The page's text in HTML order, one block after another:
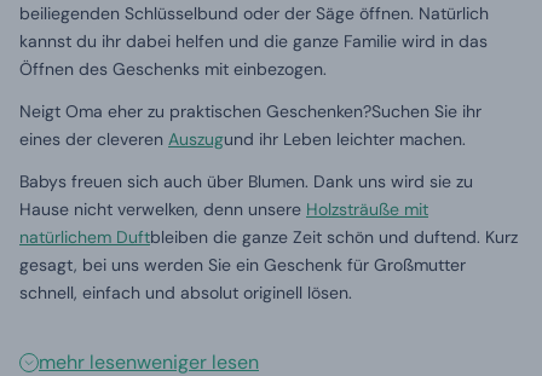
beiliegenden Schlüsselbund oder der Säge öffnen. Natürlich
kannst du ihr dabei helfen und die ganze Familie wird in das
Öffnen des Geschenks mit einbezogen.
Neigt Oma eher zu praktischen Geschenken?Suchen Sie ihr
eines der cleveren Auszugund ihr Leben leichter machen.
Babys freuen sich auch über Blumen. Dank uns wird sie zu
Hause nicht verwelken, denn unsere Holzsträuße mit
natürlichem Duftbleiben die ganze Zeit schön und duftend. Kurz
gesagt, bei uns werden Sie ein Geschenk für Großmutter
schnell, einfach und absolut originell lösen.
mehr lesenweniger lesen